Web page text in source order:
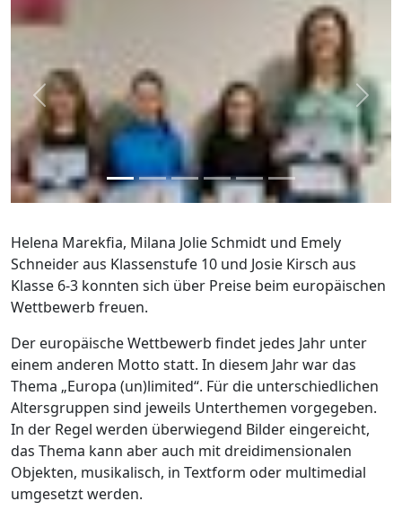
Helena Marekfia, Milana Jolie Schmidt und Emely
Schneider aus Klassenstufe 10 und Josie Kirsch aus
Klasse 6-3 konnten sich über Preise beim europäischen
Wettbewerb freuen.
Der europäische Wettbewerb findet jedes Jahr unter
einem anderen Motto statt. In diesem Jahr war das
Thema „Europa (un)limited“. Für die unterschiedlichen
Altersgruppen sind jeweils Unterthemen vorgegeben.
In der Regel werden überwiegend Bilder eingereicht,
das Thema kann aber auch mit dreidimensionalen
Objekten, musikalisch, in Textform oder multimedial
umgesetzt werden.
zurück